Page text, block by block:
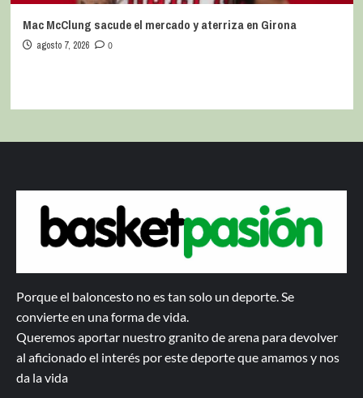
Mac McClung sacude el mercado y aterriza en Girona
agosto 7, 2026 0
Porque el baloncesto no es tan solo un deporte. Se
convierte en una forma de vida.
Queremos aportar nuestro granito de arena para devolver
al aficionado el interés por este deporte que amamos y nos
da la vida